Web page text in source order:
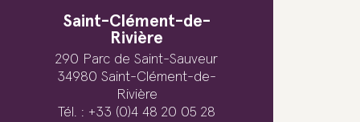
Saint-Clément-de-
Rivière
290 Parc de Saint-Sauveur
34980 Saint-Clément-de-
Rivière
Tél. : +33 (0)4 48 20 05 28